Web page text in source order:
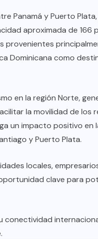
Panamá y Puerto
aproximada de 166
provenientes
Dominicana como
en la región Norte,
la movilidad de los
un impacto positivo en
y Puerto Plata.
locales,
clave para
conectividad